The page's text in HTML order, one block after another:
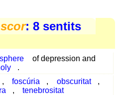
: 8 sentits
of depression and
.
, foscúria , obscuritat
,
, tenebrositat